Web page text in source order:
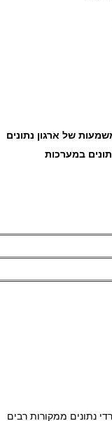
של ארגון נתונים
במערכות
נתונים ממקורות רבים